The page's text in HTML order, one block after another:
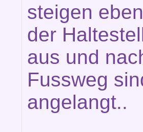
steigen
der
aus und
Fussweg
angelangt..